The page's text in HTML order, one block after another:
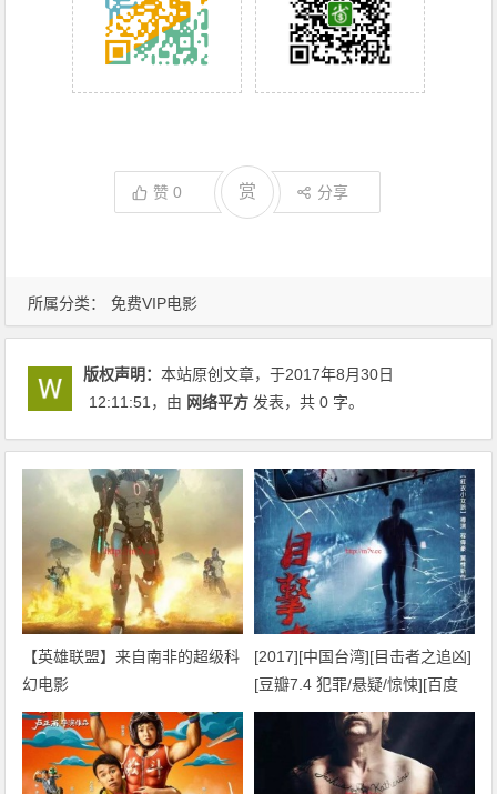
所属分类： 免费VIP电影
赞 0 赏 分享
版权声明：本站原创文章，于2017年8月30日
12:11:51 ，由 网络平方 发表，共 0 字。
【英雄联盟】来自南非的超级科
幻电影
[2017][中国台湾][目击者之追凶]
[豆瓣7.4 犯罪/悬疑/惊悚][百度
云]